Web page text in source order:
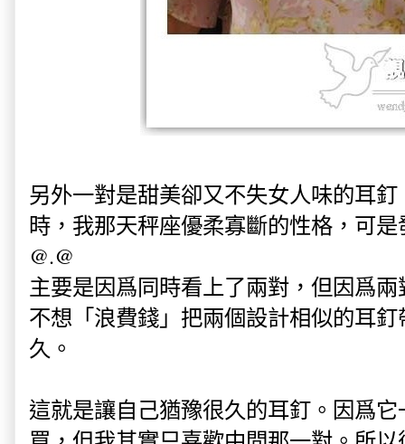
另外一對是甜美卻又不失女人味的耳
時，我那天秤座優柔寡斷的性格，可
@.@
主要是因爲同時看上了兩對，但因爲
不想「浪費錢」把兩個設計相似的耳
久。
這就是讓自己猶豫很久的耳釘。因爲